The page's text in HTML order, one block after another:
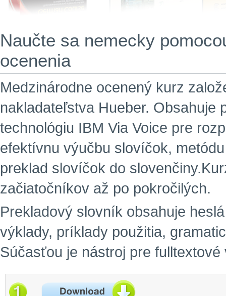
Naučte sa nemecky
ocenenia
Medzinárodne ocenený kurz
nakladateľstva Hueber. Obsahuje
technológiu IBM Via Voice pre
efektívnu výučbu slovíčok,
preklad slovíčok do
začiatočníkov až po pokročilých.
Prekladový slovník obsahuje
výklady, príklady použitia,
Súčasťou je nástroj pre fulltextové